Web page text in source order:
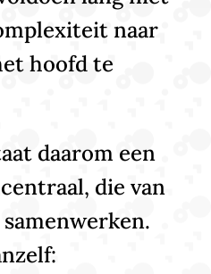
naar
hoofd te
daarom een
die van